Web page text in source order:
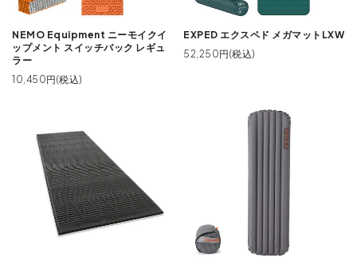
NEMO Equipment ニーモイクイ
ップメント スイッチバック レギュ
ラー
10,450円(税込)
EXPED エクスペド メガマットLXW
52,250円(税込)